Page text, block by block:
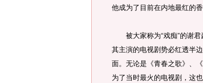
他成为了目前在内地最红的香
被大家称为“戏痴”的谢君
其主演的电视剧势必红透半
面。无论是《青春之歌》、
为了当时最火的电视剧，这